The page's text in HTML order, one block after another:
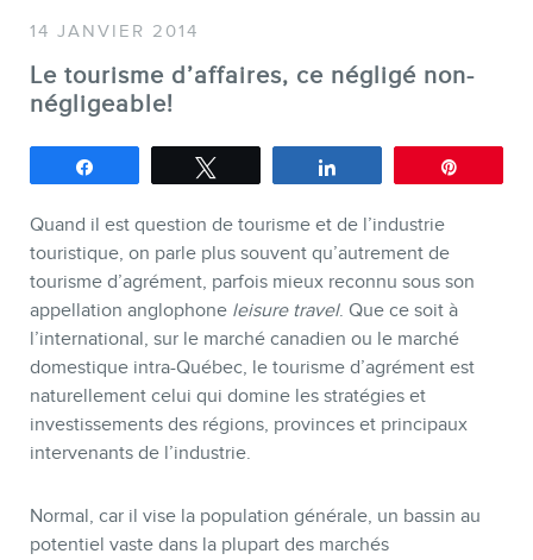
Formations marketing en ligne
Formations marketing de
groupe
Consultations
Audits web (SEO) et IA (GEO)
Ebooks
14 JANVIER 2014
Le tourisme d’affaires, ce négligé non-
négligeable!
Quand il est question de tourisme et de l’industrie
touristique, on parle plus souvent qu’autrement de
tourisme d’agrément, parfois mieux reconnu sous son
appellation anglophone leisure travel. Que ce soit à
l’international, sur le marché canadien ou le marché
domestique intra-Québec, le tourisme d’agrément est
naturellement celui qui domine les stratégies et
investissements des régions, provinces et principaux
intervenants de l’industrie.
Normal, car il vise la population générale, un bassin au
potentiel vaste dans la plupart des marchés